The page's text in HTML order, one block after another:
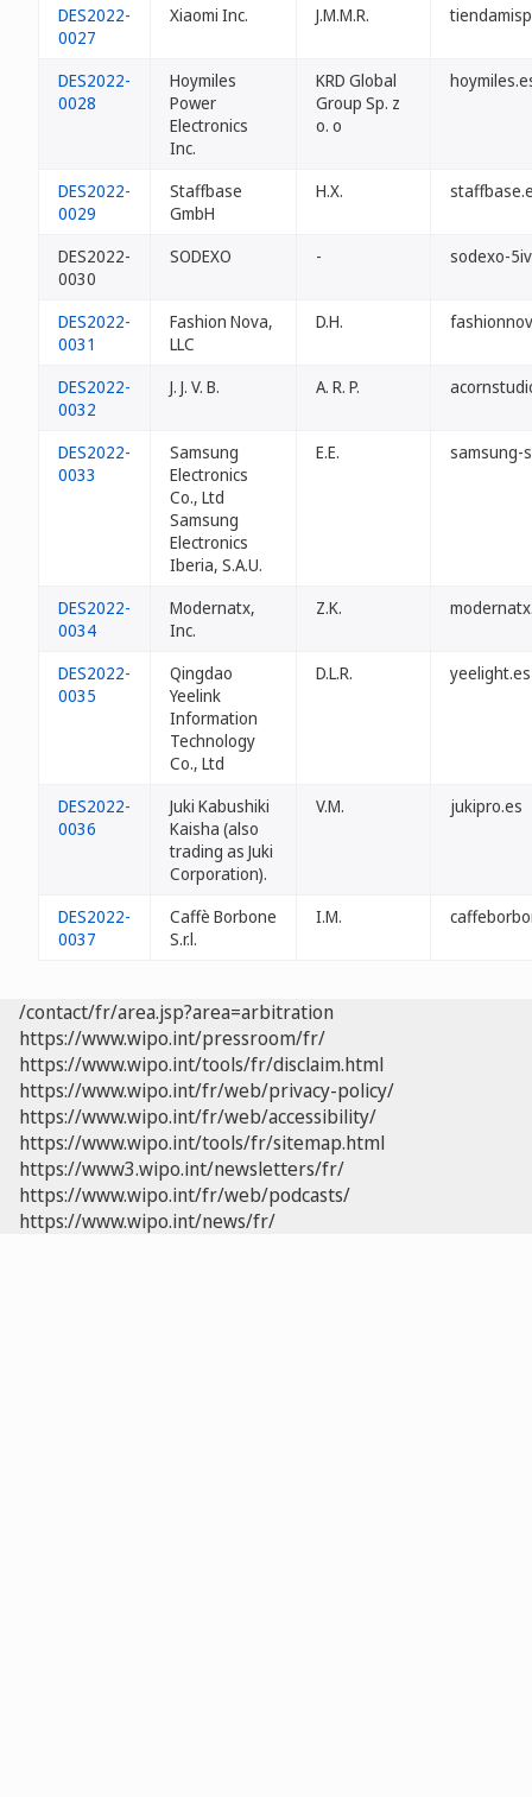
DES2022-
0027
Xiaomi Inc. J.M.M.R.
DES2022-
0028
Hoymiles
Power
Electronics
Inc.
KRD Global
Group Sp. z
o. o
DES2022-
0029
Staffbase
GmbH
H.X.
DES2022-
0030
SODEXO - sodexo-
DES2022-
0031
Fashion Nova,
LLC
D.H.
DES2022-
0032
J. J. V. B. A. R. P.
DES2022-
0033
Samsung
Electronics
Co., Ltd
Samsung
Electronics
Iberia, S.A.U.
E.E. samsung-
DES2022-
0034
Modernatx,
Inc.
Z.K.
DES2022-
0035
Qingdao
Yeelink
Information
Technology
Co., Ltd
D.L.R. yeelight.es
DES2022-
0036
Juki Kabushiki
Kaisha (also
trading as Juki
Corporation).
V.M. jukipro.es
DES2022-
0037
Caffè Borbone
S.r.l.
I.M.
/contact/fr/area.jsp?area=arbitration
https://www.wipo.int/pressroom/fr/
https://www.wipo.int/tools/fr/disclaim.html
https://www.wipo.int/fr/web/privacy-policy/
https://www.wipo.int/fr/web/accessibility/
https://www.wipo.int/tools/fr/sitemap.html
https://www3.wipo.int/newsletters/fr/
https://www.wipo.int/fr/web/podcasts/
https://www.wipo.int/news/fr/